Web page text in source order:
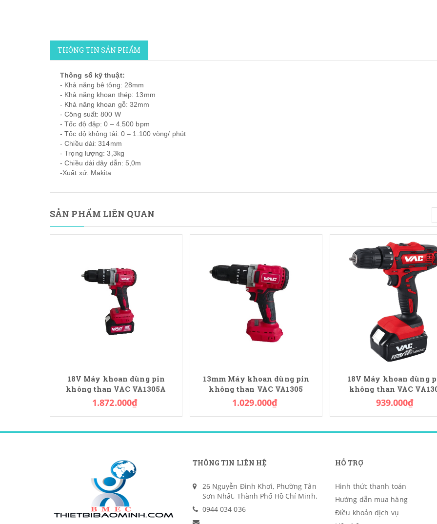
THÔNG TIN SẢN PHẨM
Thông số kỹ thuật:
- Khả năng bê tông: 28mm
- Khả năng khoan thép: 13mm
- Khả năng khoan gỗ: 32mm
- Công suất: 800 W
- Tốc độ đập: 0 – 4.500 bpm
- Tốc độ không tải: 0 – 1.100 vòng/ phút
- Chiều dài: 314mm
- Trọng lượng: 3,3kg
- Chiều dài dây dẫn: 5,0m
-Xuất xứ: Makita
SẢN PHẨM LIÊN QUAN
18V Máy khoan dùng pin
không than VAC VA1305A
1.872.000₫
13mm Máy khoan dùng pin
không than VAC VA1305
1.029.000₫
18V Máy khoan dùng
không than VAC
939.000₫
THÔNG TIN LIÊN HỆ
26 Nguyễn Đình Khơi, Phường Tân
Sơn Nhất, Thành Phố Hồ Chí Minh.
0944 034 036
HỖ TRỢ
Hình thức thanh toán
Hướng dẫn mua hàng
Điều khoản dịch vụ